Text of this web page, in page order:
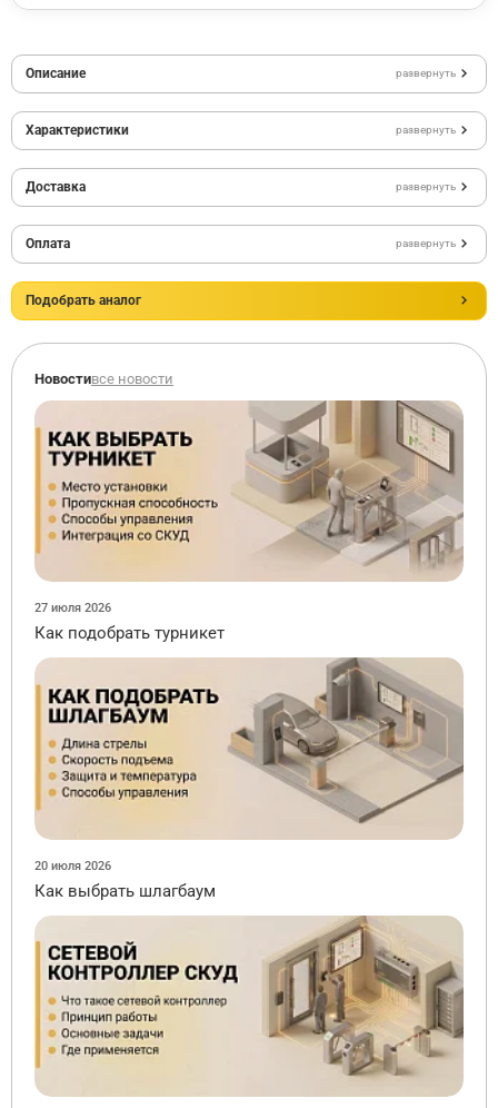
Описание развернуть
Характеристики развернуть
Доставка развернуть
Оплата развернуть
Подобрать аналог
Новостивсе новости
27 июля 2026
Как подобрать турникет
20 июля 2026
Как выбрать шлагбаум